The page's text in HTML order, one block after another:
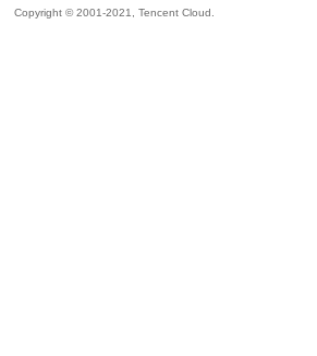
Copyright © 2001-2021, Tencent Cloud.